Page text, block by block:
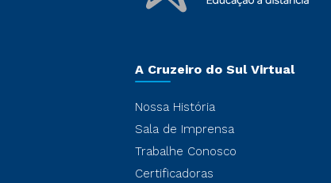
A Cruzeiro do Sul Virtual
Nossa História
Sala de Imprensa
Trabalhe Conosco
Certificadoras